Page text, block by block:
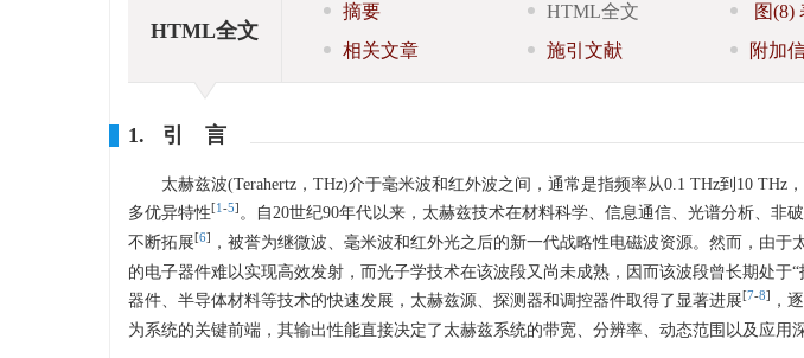
HTML全文
摘要 HTML全文 图(8)
相关文章
施引文献 附加
1. 引 言
太赫兹波(Terahertz，THz)介于毫米波和红外波之间，通常是指频率从0.1 THz到10 THz
多优异特性[1 -5] 。自20世纪90年代以来，太赫兹技术在材料科学、信息通信、光谱分析、非
不断拓展[6]
，被誉为继微波、毫米波和红外光之后的新一代战略性电磁波资源。然而，由
的电子器件难以实现高效发射，而光子学技术在该波段又尚未成熟，因而该波段曾长期处于
器件、半导体材料等技术的快速发展，太赫兹源、探测器和调控器件取得了显著进展[7-8]
，
为系统的关键前端，其输出性能直接决定了太赫兹系统的带宽、分辨率、动态范围以及应用